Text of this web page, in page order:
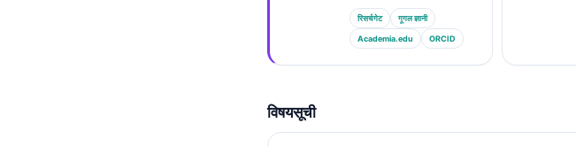
रिसर्चगेट गूगल ज्ञानी
Academia.edu ORCID
विषयसूची